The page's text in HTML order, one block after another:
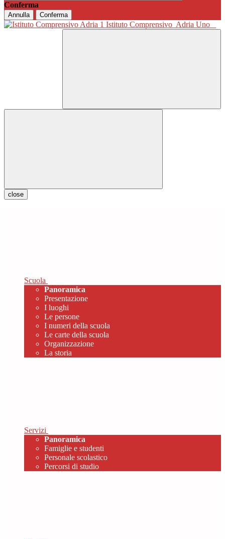
Conferma
Annulla Conferma
Istituto Comprensivo Adria Uno
close
Scuola
Panoramica
Presentazione
I luoghi
Le persone
I numeri della scuola
Le carte della scuola
Organizzazione
La storia
Servizi
Panoramica
Famiglie e studenti
Personale scolastico
Percorsi di studio